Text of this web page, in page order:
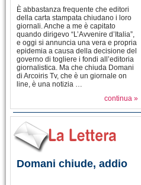
È abbastanza frequente che editori
della carta stampata chiudano i loro
giornali. Anche a me è capitato
quando dirigevo “L’Avvenire d’Italia”,
e oggi si annuncia una vera e propria
epidemia a causa della decisione del
governo di togliere i fondi all’editoria
giornalistica. Ma che chiuda Domani
di Arcoiris Tv, che è un giornale on
line, è una notizia …
continua »
Domani chiude, addio